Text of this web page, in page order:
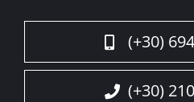
(+30)
(+30)